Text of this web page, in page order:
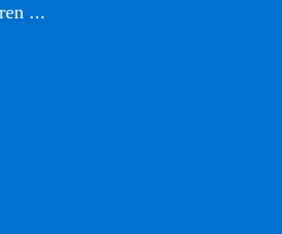
...